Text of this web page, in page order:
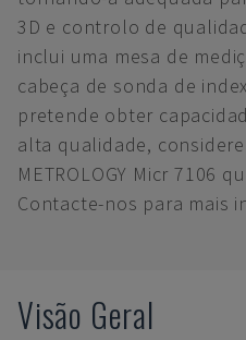
3D e controlo de
inclui uma mesa de
cabeça de sonda de
pretende obter
alta qualidade, considere
METROLOGY Micr 7106
Contacte-nos para mais
Visão Geral